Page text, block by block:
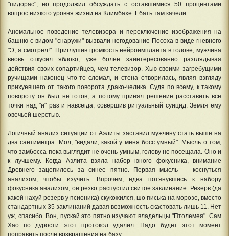
"пидорас", но продолжил обсуждать с оставшимися 50 процентами
вопрос низкого уровня жизни на Климбахе. Ебать там качели.
Аномальное поведение телевизора и переключение изображения на
башню с видом "снаружи" вызвали негодование Посоха в виде гневного
"Э, я смотрел!". Приглушив громкость нейроимпланта в голове, мужчина
вновь откусил яблоко, уже более заинтересованно разглядывая
действия своих сопартийцев, чем телевизор. Хью своими загребущими
ручищами наконец что-то сломал, и стена отворилась, являя взгляду
прихуевшего от такого поворота драко-челика. Судя по всему, к такому
повороту он был не готов, а потому принял решение расставить все
точки над "и" раз и навсегда, совершив ритуальный суицид. Земля ему
овечьей шерстью.
Логичный анализ ситуации от Аэлиты заставил мужчину стать выше на
два сантиметра. Мол, "видали, какой у меня босс умный". Мысль о том,
что замбосса пока выглядит не очень умным, голову не посещала. Оно и
к лучшему. Когда Аэлита взяла набор юного фокусника, внимание
Древнего зацепилось за синее пятно. Первая мысль — коснуться
анализом, чтобы изучить. Впрочем, едва потянувшись к набору
фокусника анализом, он резко распустил свитое заклинание. Резерв (да
какой нахуй резерв у псионика) скукожился, шо писька на морозе, вместо
стандартных 35 заклинаний давая возможность скастовать лишь 11. Нет
уж, спасибо. Вон, пускай это пятно изучают владельцы "Птолемея". Сам
Хао по дурости этот протокол удалил. Надо будет этот момент
поправить после возвращения на базу.